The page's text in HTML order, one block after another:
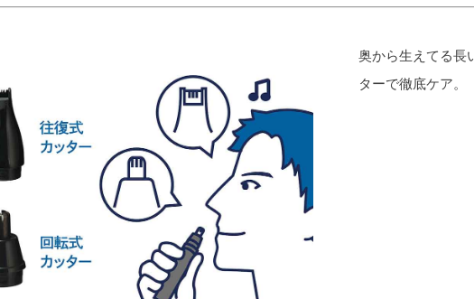
奥から生えてる長
ターで徹底ケア。